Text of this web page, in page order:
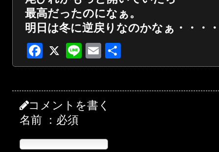
最高だったのになぁ。
明日は冬に逆戻りなのかなぁ・・・
Facebook
X LineEmail
有
コメントを書く
名前 ：必須